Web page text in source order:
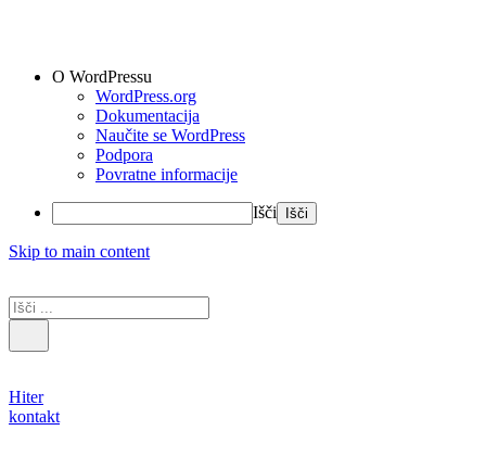
O WordPressu
WordPress.org
Dokumentacija
Naučite se WordPress
Podpora
Povratne informacije
Išči
Skip to main content
Hiter
kontakt